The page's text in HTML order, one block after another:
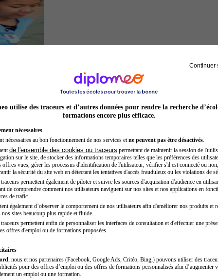
Secrétaire médicale
Continuer
utilise des traceurs et d’autres données pour rendre la recherche
formations encore plus efficace.
nécessaires
nécessaires au bon fonctionnement de nos services et ne peuvent pas être désactivés.
de l'ensemble des cookies ou traceurs permettant de maintenir la session de
sur le site, de stocker des informations temporaires telles que les préférences des
offres vues, gérer les processus d'identification de l'utilisateur, vérifier s'il est connecté ou
la sécurité du site web en détectant les tentatives d'accès frauduleux ou les violations de
permettent également de piloter et suivre les sources d'acquisition d'audience en
de comprendre comment nos utilisateurs naviguent sur nos sites et nos applications en
de trafic.
également d’observer le comportement de nos utilisateurs afin d'améliorer nos produits et
sites beaucoup plus rapide et fluide.
permettent enfin de personnaliser les interfaces de consultation et d'effectuer une
offres d'emploi ou de formations proposées.
, nous et nos partenaires (Facebook, Google Ads, Critéo, Bing,) pouvons utiliser des
pour des offres d’emploi ou des offres de formations personnalisés afin d’augmenter
un emploi ou une formation.